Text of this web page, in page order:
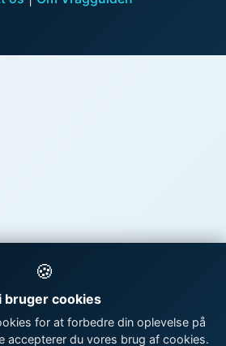
🍪
bruger cookies
for at forbedre din oplevelse på
accepterer du vores brug af cookies.